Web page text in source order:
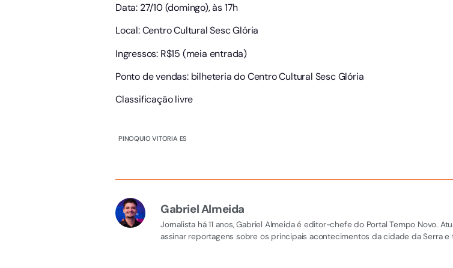
Data: 27/10 (domingo), às 17h
Local: Centro Cultural Sesc Glória
Ingressos: R$15 (meia entrada)
Ponto de vendas: bilheteria do Centro Cultural Sesc Glória
Classificação livre
PINOQUIO VITORIA ES
Gabriel Almeida
Jornalista há 11 anos, Gabriel Almeida é editor-chefe do Portal Tempo Novo.
assinar reportagens sobre os principais acontecimentos da cidade da Serra